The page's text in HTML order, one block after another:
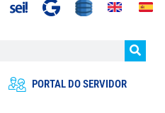
PORTAL DO SERVIDOR